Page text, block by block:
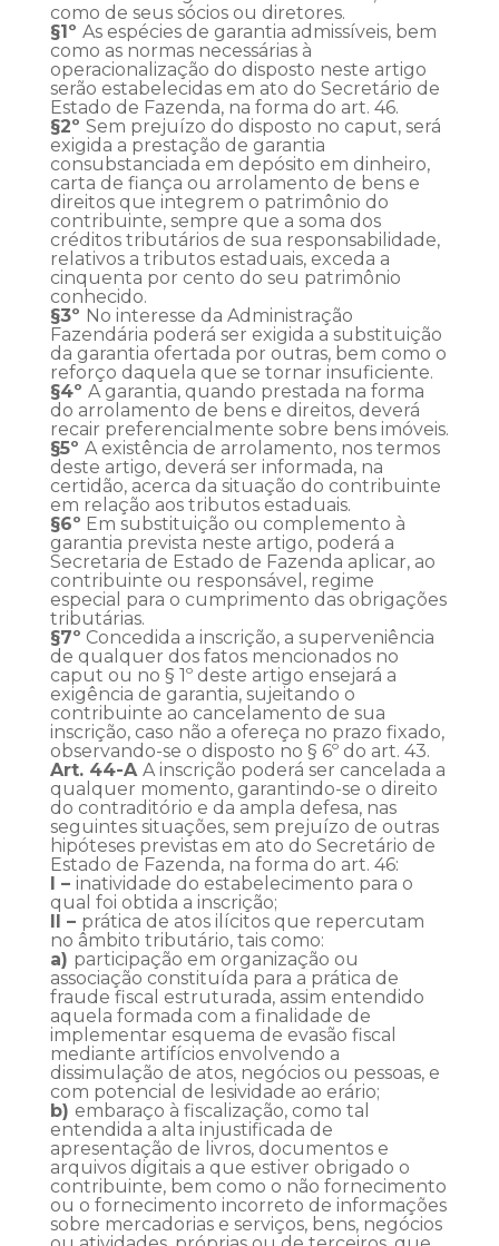
como de seus sócios ou diretores.
§1º As espécies de garantia admissíveis, bem
como as normas necessárias à
operacionalização do disposto neste artigo
serão estabelecidas em ato do Secretário de
Estado de Fazenda, na forma do art. 46.
§2º Sem prejuízo do disposto no caput, será
exigida a prestação de garantia
consubstanciada em depósito em dinheiro,
carta de fiança ou arrolamento de bens e
direitos que integrem o patrimônio do
contribuinte, sempre que a soma dos
créditos tributários de sua responsabilidade,
relativos a tributos estaduais, exceda a
cinquenta por cento do seu patrimônio
conhecido.
§3º No interesse da Administração
Fazendária poderá ser exigida a substituição
da garantia ofertada por outras, bem como o
reforço daquela que se tornar insuficiente.
§4º A garantia, quando prestada na forma
do arrolamento de bens e direitos, deverá
recair preferencialmente sobre bens imóveis.
§5º A existência de arrolamento, nos termos
deste artigo, deverá ser informada, na
certidão, acerca da situação do contribuinte
em relação aos tributos estaduais.
§6º Em substituição ou complemento à
garantia prevista neste artigo, poderá a
Secretaria de Estado de Fazenda aplicar, ao
contribuinte ou responsável, regime
especial para o cumprimento das obrigações
tributárias.
§7º Concedida a inscrição, a superveniência
de qualquer dos fatos mencionados no
caput ou no § 1º deste artigo ensejará a
exigência de garantia, sujeitando o
contribuinte ao cancelamento de sua
inscrição, caso não a ofereça no prazo fixado,
observando-se o disposto no § 6º do art. 43.
Art. 44-A A inscrição poderá ser cancelada a
qualquer momento, garantindo-se o direito
do contraditório e da ampla defesa, nas
seguintes situações, sem prejuízo de outras
hipóteses previstas em ato do Secretário de
Estado de Fazenda, na forma do art. 46:
I – inatividade do estabelecimento para o
qual foi obtida a inscrição;
II – prática de atos ilícitos que repercutam
no âmbito tributário, tais como:
a) participação em organização ou
associação constituída para a prática de
fraude fiscal estruturada, assim entendido
aquela formada com a finalidade de
implementar esquema de evasão fiscal
mediante artifícios envolvendo a
dissimulação de atos, negócios ou pessoas, e
com potencial de lesividade ao erário;
b) embaraço à fiscalização, como tal
entendida a alta injustificada de
apresentação de livros, documentos e
arquivos digitais a que estiver obrigado o
contribuinte, bem como o não fornecimento
ou o fornecimento incorreto de informações
sobre mercadorias e serviços, bens, negócios